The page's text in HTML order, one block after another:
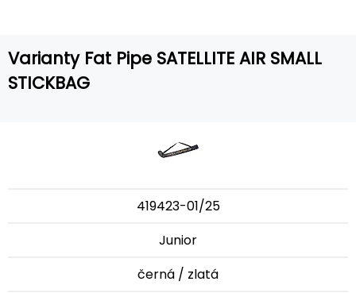
Varianty Fat Pipe SATELLITE AIR SMALL
STICKBAG
419423-01/25
Junior
černá / zlatá